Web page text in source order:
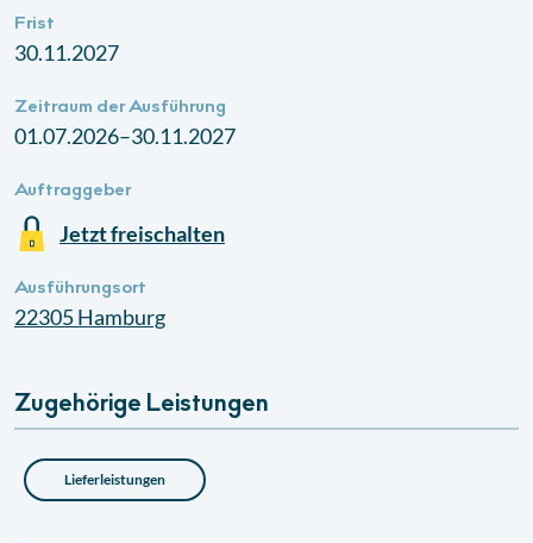
Frist
30.11.2027
Zeitraum der Ausführung
01.07.2026–30.11.2027
Auftraggeber
Jetzt freischalten
Ausführungsort
22305Hamburg
Zugehörige Leistungen
Lieferleistungen